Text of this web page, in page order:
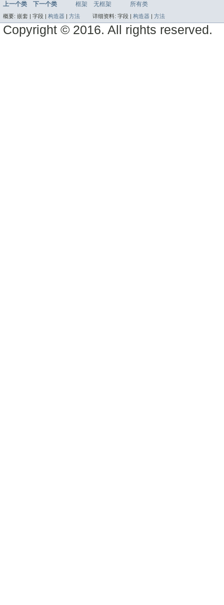
上一个类 下一个类 框架 无框架 所有类
概要: 嵌套 | 字段 | 构造器 | 方法 详细资料: 字段 | 构造器 | 方法
Copyright © 2016. All rights reserved.